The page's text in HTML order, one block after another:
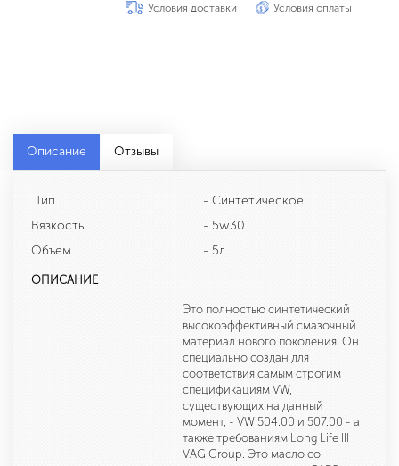
Условия доставки Условия оплаты
Описание Отзывы
Тип
Вязкость
Объем
- Синтетическое
- 5w30
- 5л
ОПИСАНИЕ
Это полностью синтетический
высокоэффективный смазочный
материал нового поколения. Он
специально создан для
соответствия самым строгим
спецификациям VW,
существующих на данный
момент, - VW 504.00 и 507.00 - а
также требованиям Long Life III
VAG Group. Это масло со